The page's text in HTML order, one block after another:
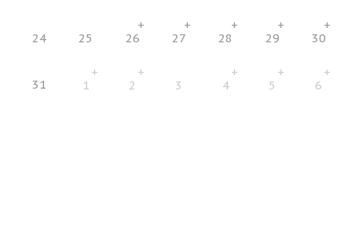
24 25 26
+
27
+
28
+
29
+
30
+
31 1
+
2
+
3 4
+
5
+
6
+